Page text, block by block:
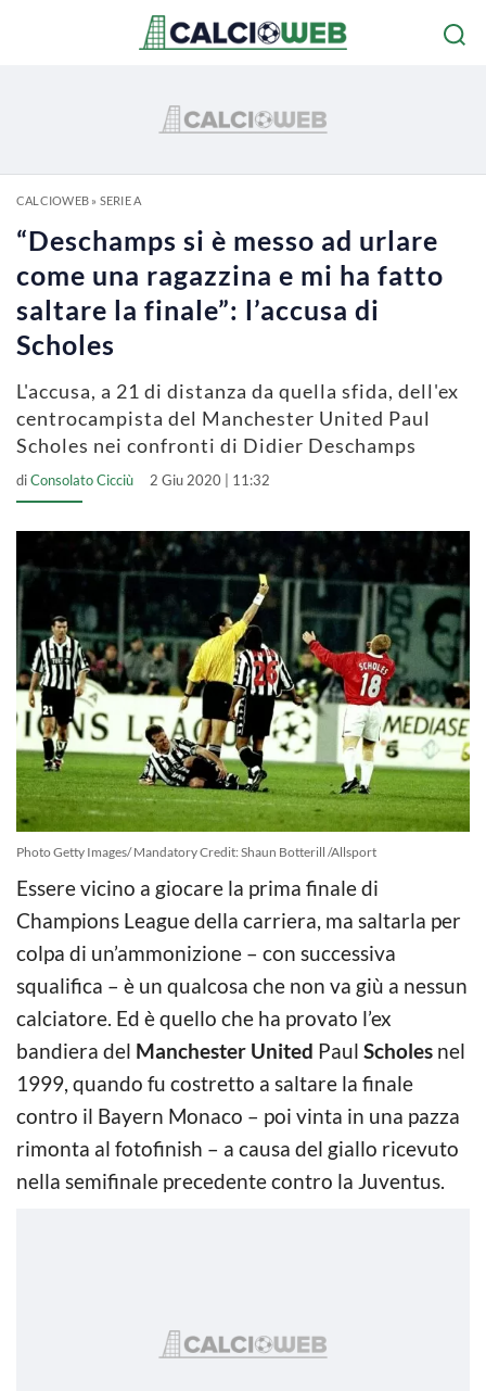
CALCIOWEB» SERIE A
“Deschamps si è messo ad urlare
come una ragazzina e mi ha fatto
saltare la finale”: l’accusa di
Scholes
L'accusa, a 21 di distanza da quella sfida, dell'ex
centrocampista del Manchester United Paul
Scholes nei confronti di Didier Deschamps
diConsolato Cicciù 2 Giu 2020 | 11:32
Photo Getty Images/ Mandatory Credit: Shaun Botterill /Allsport
Essere vicino a giocare la prima finale di
Champions League della carriera, ma saltarla per
colpa di un’ammonizione – con successiva
squalifica – è un qualcosa che non va giù a nessun
calciatore. Ed è quello che ha provato l’ex
bandiera del Manchester United Paul Scholes nel
1999, quando fu costretto a saltare la finale
contro il Bayern Monaco – poi vinta in una pazza
rimonta al fotofinish – a causa del giallo ricevuto
nella semifinale precedente contro la Juventus.